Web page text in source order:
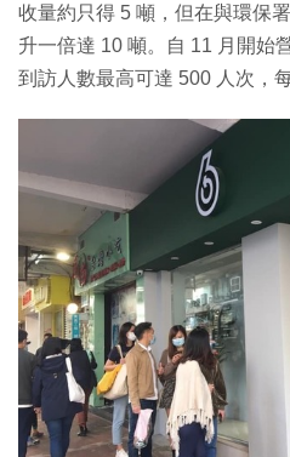
收量約只得 5 噸，但在與環保
升一倍達 10 噸。自 11 月開始
到訪人數最高可達 500 人次，